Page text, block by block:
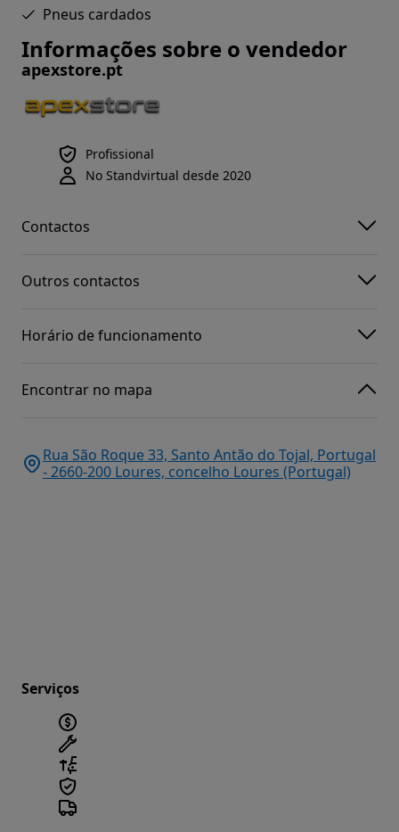
Pneus cardados
Informações sobre o vendedor
apexstore.pt
Profissional
No Standvirtual desde 2020
Contactos
Outros contactos
Horário de funcionamento
Encontrar no mapa
Rua São Roque 33, Santo Antão do Tojal, Portugal
- 2660-200 Loures, concelho Loures (Portugal)
Serviços